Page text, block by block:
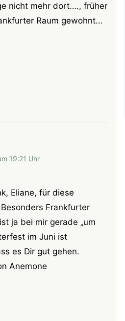
nicht mehr dort…., früher
Raum gewohnt…
19:21 Uhr
Eliane, für diese
Frankfurter
ja bei mir gerade „um
im Juni ist
es Dir gut gehen.
Anemone